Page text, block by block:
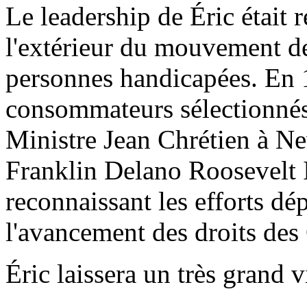
Le leadership de Éric était
l'extérieur du mouvement
personnes handicapées.
consommateurs
Ministre Jean Chrétien à
Franklin Delano
reconnaissant les efforts
l'avancement des droits
Éric laissera un très grand